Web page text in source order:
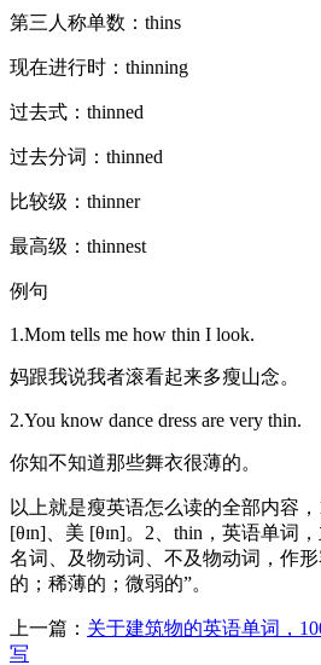
第三人称单数：thins
现在进行时：thinning
过去式：thinned
过去分词：thinned
比较级：thinner
最高级：thinnest
例句
1.Mom tells me how thin I look.
妈跟我说我者滚看起来多瘦山念。
2.You know dance dress are very thin.
你知不知道那些舞衣很薄的。
以上就是瘦英语怎么读的全部内容
[θɪn]、美 [θɪn]。2、thin，英语单词
名词、及物动词、不及物动词，作
的；稀薄的；微弱的”。
上一篇： 关于建筑物的英语单词，
写